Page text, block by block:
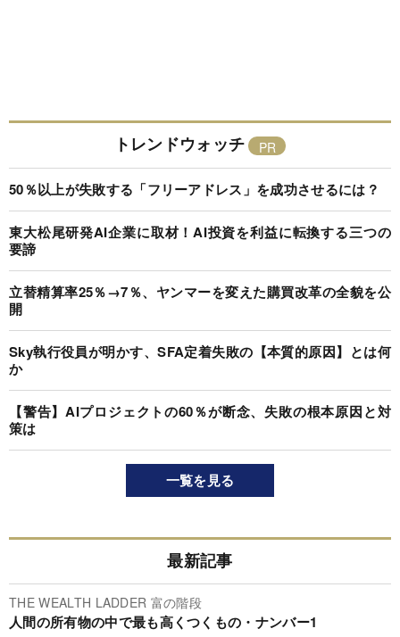
トレンドウォッチ
50％以上が失敗する「フリーアドレス」を成功させるには？
東大松尾研発AI企業に取材！AI投資を利益に転換する三つの
要諦
立替精算率25％→7％、ヤンマーを変えた購買改革の全貌を公
開
Sky執行役員が明かす、SFA定着失敗の【本質的原因】とは何
か
【警告】AIプロジェクトの60％が断念、失敗の根本原因と対
策は
一覧を見る
最新記事
THE WEALTH LADDER 富の階段
人間の所有物の中で最も高くつくもの・ナンバー1